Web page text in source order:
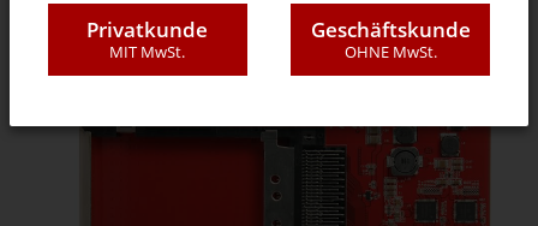
Privatkunde
MIT MwSt.
Geschäftskunde
OHNE MwSt.